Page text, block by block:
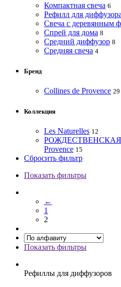
Компактная свеча 6
Рефилл для диффузора
Свеча с деревянным
Спрей для дома 8
Средний диффузор 8
Средняя свеча 4
Бренд
Collines de Provence 29
Коллекция
Les Naturelles 12
РОЖДЕСТВЕНСКАЯ
Provence 15
Сбросить фильтр
Показать фильтры
←
1
2
Показать фильтры
Рефиллы для диффузоров